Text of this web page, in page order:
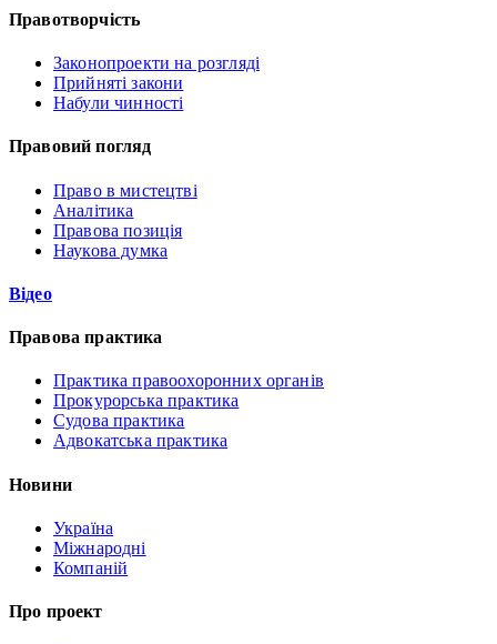
Правотворчість
Законопроекти на розгляді
Прийняті закони
Набули чинності
Правовий погляд
Право в мистецтві
Аналітика
Правова позиція
Наукова думка
Відео
Правова практика
Практика правоохоронних органів
Прокурорська практика
Судова практика
Адвокатська практика
Новини
Україна
Міжнародні
Компаній
Про проект